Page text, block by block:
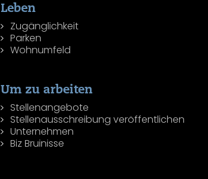
Leben
Zugänglichkeit
Parken
Wohnumfeld
Um zu arbeiten
Stellenangebote
Stellenausschreibung veröffentlichen
Unternehmen
Biz Bruinisse